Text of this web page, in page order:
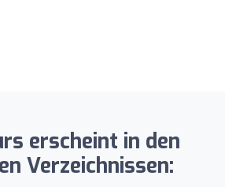
erscheint in den
Verzeichnissen: